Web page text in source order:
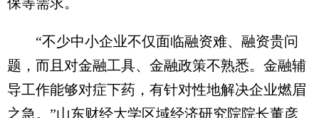
“不少中小企业不仅面临融资难、融资贵问
题，而且对金融工具、金融政策不熟悉。金融辅
导工作能够对症下药，有针对性地解决企业燃眉
之急。”山东财经大学区域经济研究院院长董彦